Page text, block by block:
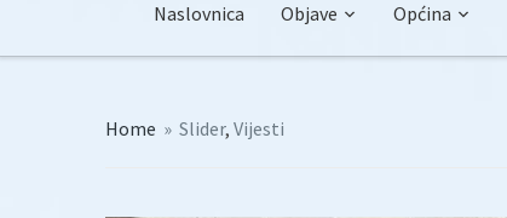
Naslovnica Objave Općina
Home » Slider, Vijesti